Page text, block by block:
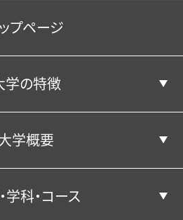
ネジメントコース
育担当教員
ト（福利厚生）
（福利厚生）トップ
相談・アルバイト
・食生活
人留学生
出身校一覧
者懇談会
教員の声
生の方へ
業の方へ
域の方へ
プページ
学の特徴
ー育成プログラムとは
向上につながる活動
学概要
さつ／建学の精神
学科・コース